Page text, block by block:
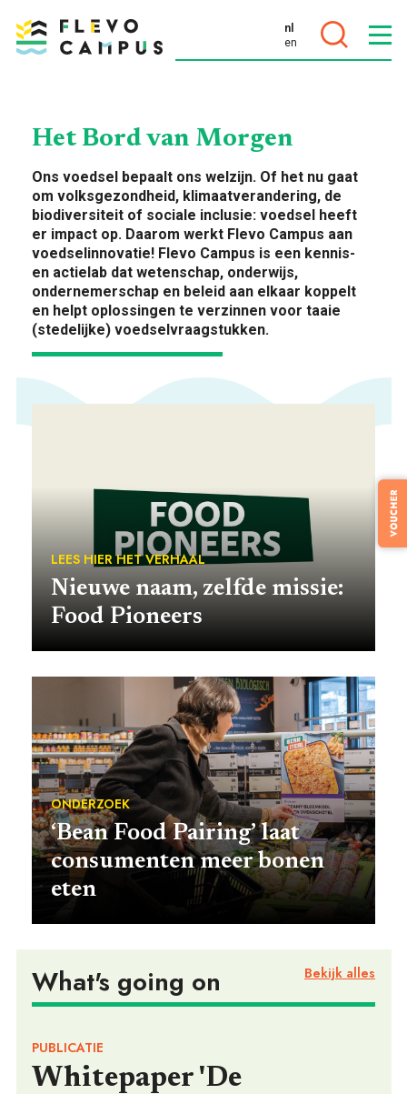
PROGRAMMA’S
VOOR WIE
ONTDEKKEN
OVER
FOOD PIONEERS
nl
en
Het Bord van Morgen
Ons voedsel bepaalt ons welzijn. Of het nu gaat
om volksgezondheid, klimaatverandering, de
biodiversiteit of sociale inclusie: voedsel heeft
er impact op. Daarom werkt Flevo Campus aan
voedselinnovatie! Flevo Campus is een kennis-
en actielab dat wetenschap, onderwijs,
ondernemerschap en beleid aan elkaar koppelt
en helpt oplossingen te verzinnen voor taaie
(stedelijke) voedselvraagstukken.
LEES HIER HET VERHAAL
Nieuwe naam, zelfde missie:
Food Pioneers
ONDERZOEK
‘Bean Food Pairing’ laat
consumenten meer bonen
eten
What's going on Bekijk alles
PUBLICATIE
Whitepaper 'De